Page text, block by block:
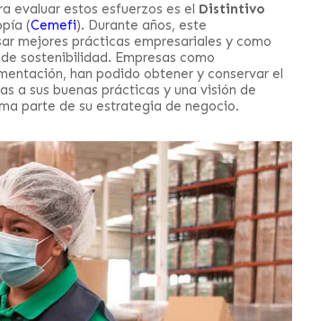
evaluar estos esfuerzos es el Distintivo
(Cemefi). Durante años, este
mejores prácticas empresariales y como
sostenibilidad. Empresas como
han podido obtener y conservar el
a sus buenas prácticas y una visión de
parte de su estrategia de negocio.